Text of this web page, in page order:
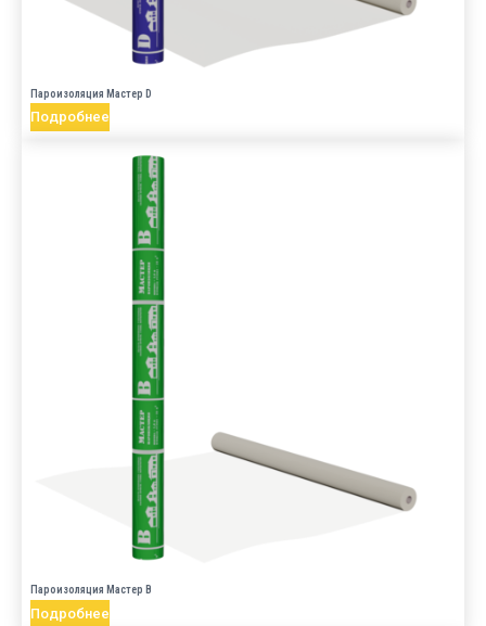
Пароизоляция Мастер D
Подробнее
Пароизоляция Мастер B
Подробнее